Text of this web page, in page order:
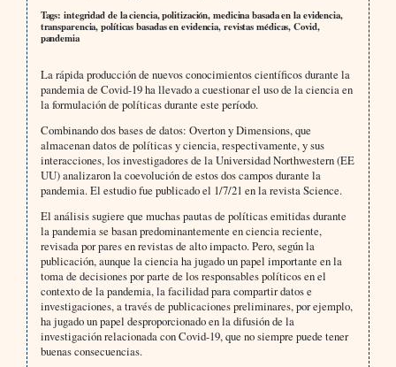
Tags: integridad de la ciencia, politización, medicina basada en la evidencia,
transparencia, políticas basadas en evidencia, revistas médicas, Covid,
pandemia
La rápida producción de nuevos conocimientos científicos durante la
pandemia de Covid-19 ha llevado a cuestionar el uso de la ciencia en
la formulación de políticas durante este período.
Combinando dos bases de datos: Overton y Dimensions, que
almacenan datos de políticas y ciencia, respectivamente, y sus
interacciones, los investigadores de la Universidad Northwestern (EE
UU) analizaron la coevolución de estos dos campos durante la
pandemia. El estudio fue publicado el 1/7/21 en la revista Science.
El análisis sugiere que muchas pautas de políticas emitidas durante
la pandemia se basan predominantemente en ciencia reciente,
revisada por pares en revistas de alto impacto. Pero, según la
publicación, aunque la ciencia ha jugado un papel importante en la
toma de decisiones por parte de los responsables políticos en el
contexto de la pandemia, la facilidad para compartir datos e
investigaciones, a través de publicaciones preliminares, por ejemplo,
ha jugado un papel desproporcionado en la difusión de la
investigación relacionada con Covid-19, que no siempre puede tener
buenas consecuencias.